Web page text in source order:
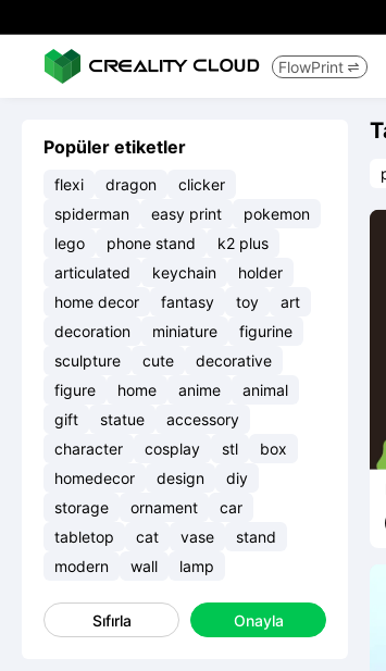
FlowPrint 
Popüler etiketler
flexi dragon
clicker
spiderman
easy print
pokemon
lego
phone stand
k2 plus
articulated
keychain
holder
home decor
fantasy toy
art
decoration
miniature
figurine
sculpture
cute
decorative
figure
home anime
animal
gift
statue
accessory
character
cosplay stl
box
homedecor
design
diy
storage
ornament
car
tabletop
cat vase
stand
modern
wall lamp
Sıfırla Onayla